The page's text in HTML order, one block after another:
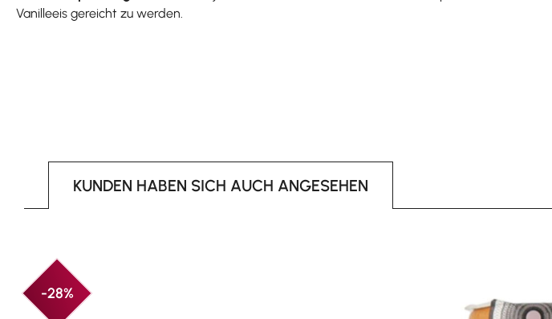
Vanilleeis gereicht zu werden.
KUNDEN HABEN SICH AUCH ANGESEHEN
-28%